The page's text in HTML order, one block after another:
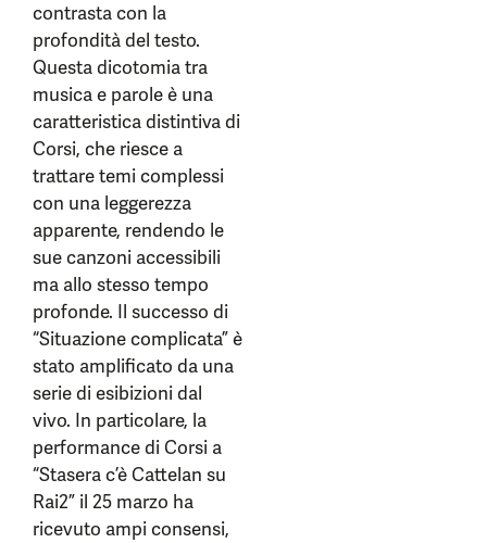
contrasta con la
profondità del testo.
Questa dicotomia tra
musica e parole è una
caratteristica distintiva di
Corsi, che riesce a
trattare temi complessi
con una leggerezza
apparente, rendendo le
sue canzoni accessibili
ma allo stesso tempo
profonde. Il successo di
“Situazione complicata” è
stato amplificato da una
serie di esibizioni dal
vivo. In particolare, la
performance di Corsi a
“Stasera c’è Cattelan su
Rai2” il 25 marzo ha
ricevuto ampi consensi,